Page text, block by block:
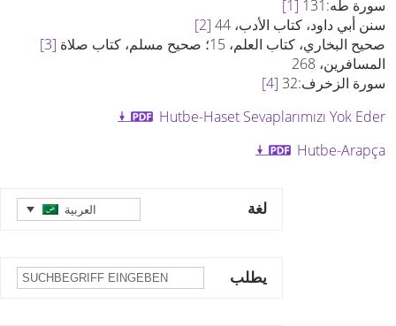
[1]
سورة طه:131
[2]
سنن أبي داود، كتاب الأدب، 44
[3]
المسافرين، 268
[4]
سورة الزخرف:32
Hutbe-Haset Sevaplarımızı Yok Eder
Hutbe-Arapça
لغة العربية
يطلب